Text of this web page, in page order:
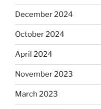
December 2024
October 2024
April 2024
November 2023
March 2023